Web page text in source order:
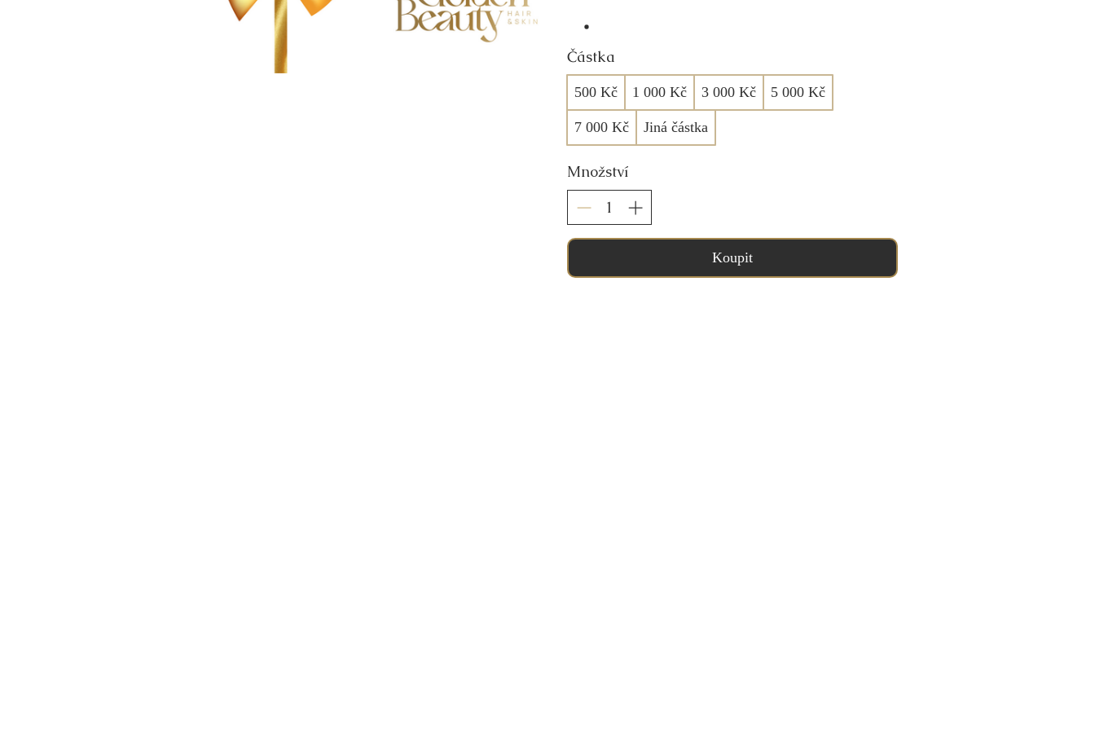
Částka
500 Kč 1 000 Kč 3 000 Kč 5 000 Kč
7 000 Kč Jiná částka
Množství
Koupit